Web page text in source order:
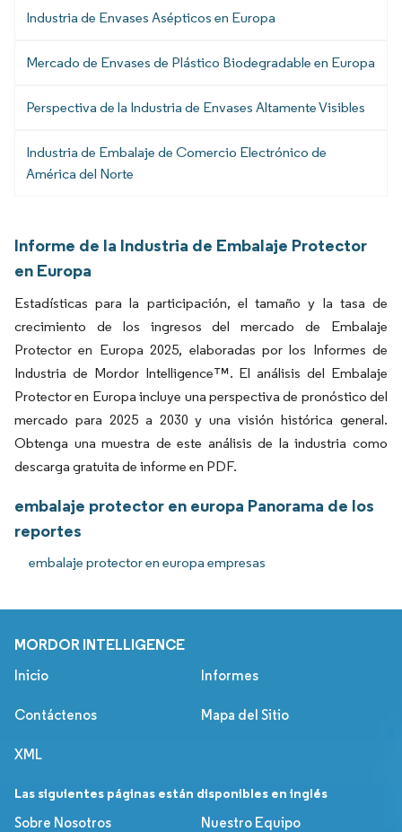
Industria de Envases Asépticos en Europa
Mercado de Envases de Plástico Biodegradable en Europa
Perspectiva de la Industria de Envases Altamente Visibles
Industria de Embalaje de Comercio Electrónico de
América del Norte
Informe de la Industria de Embalaje Protector
en Europa
Estadísticas para la participación, el tamaño y la tasa de
crecimiento de los ingresos del mercado de Embalaje
Protector en Europa 2025, elaboradas por los Informes de
Industria de Mordor Intelligence™. El análisis del Embalaje
Protector en Europa incluye una perspectiva de pronóstico del
mercado para 2025 a 2030 y una visión histórica general.
Obtenga una muestra de este análisis de la industria como
descarga gratuita de informe en PDF.
embalaje protector en europa Panorama de los
reportes
embalaje protector en europa empresas
MORDOR INTELLIGENCE
Inicio Informes
Contáctenos Mapa del Sitio
XML
Las siguientes páginas están disponibles en inglés
Sobre Nosotros
Nuestro Equipo